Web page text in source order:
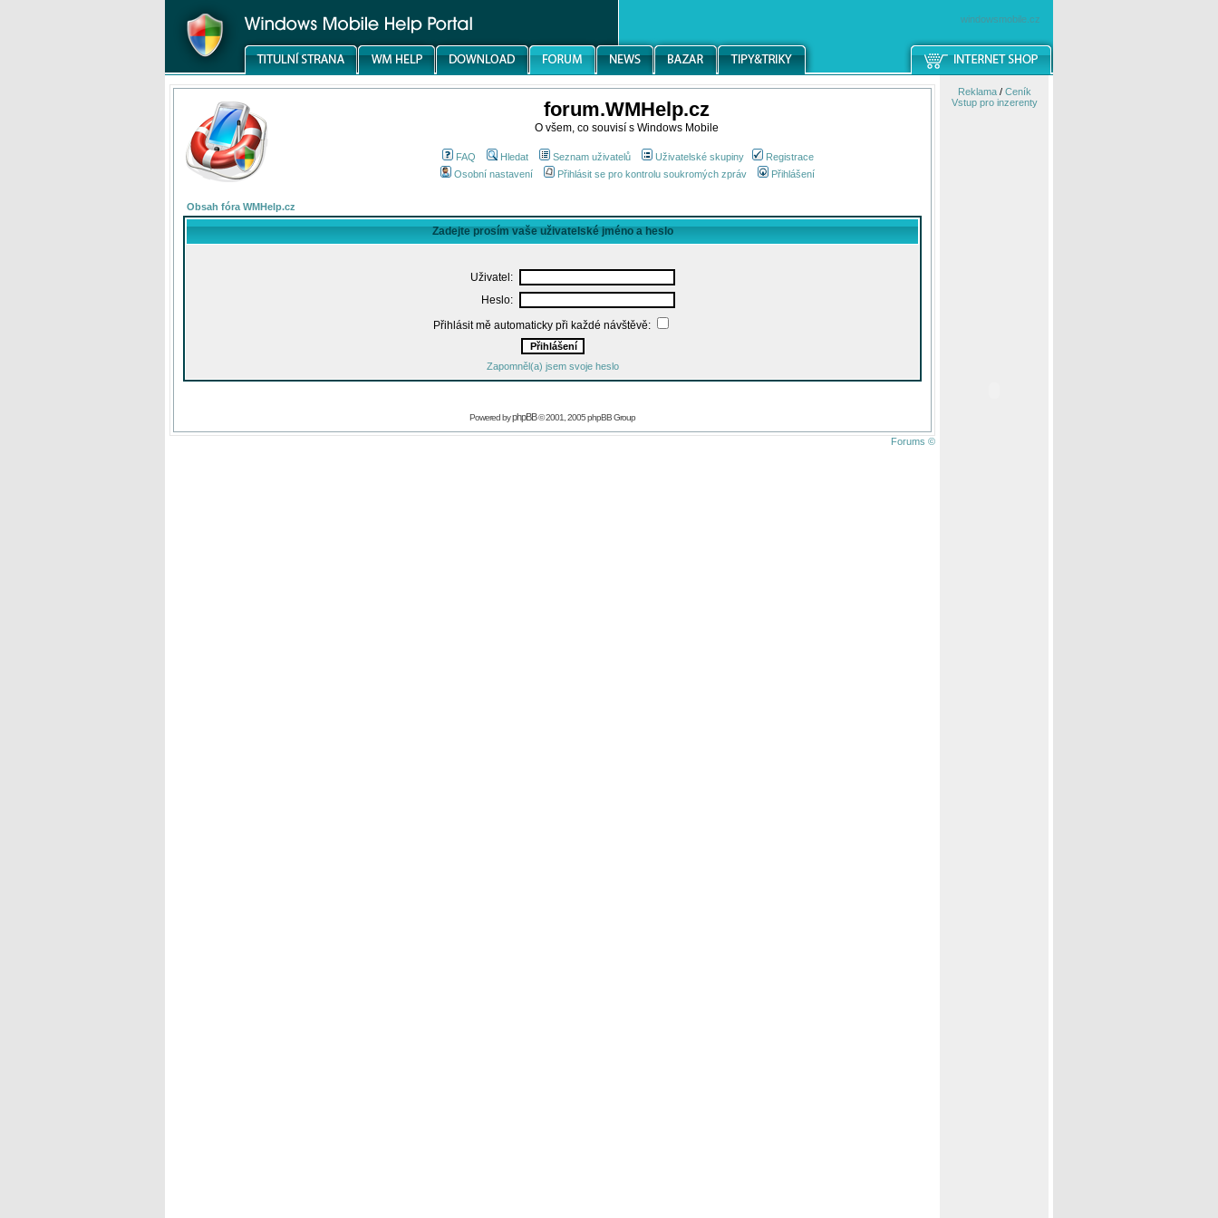
windowsmobile.cz
forum.WMHelp.cz
O všem, co souvisí s Windows Mobile
FAQ Hledat Seznam uživatelů Uživatelské skupiny
Registrace
Osobní nastavení
Přihlásit se pro kontrolu soukromých zpráv Přihlášení
Obsah fóra WMHelp.cz
Zadejte prosím vaše uživatelské jméno a heslo
Uživatel:
Heslo:
Přihlásit mě automaticky při každé návštěvě:
Zapomněl(a) jsem svoje heslo
Powered byphpBB© 2001, 2005 phpBB Group
Forums ©
Reklama/ Ceník
Vstup pro inzerenty